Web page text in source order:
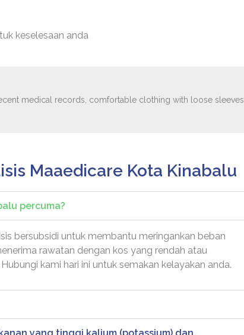
keselesaan anda
medical records, comfortable clothing with loose sleeves,
Maaedicare Kota Kinabalu
percuma?
bersubsidi untuk membantu meringankan beban
rawatan dengan kos yang rendah atau
kami hari ini untuk semakan kelayakan anda.
yang tinggi kalium (potassium) dan